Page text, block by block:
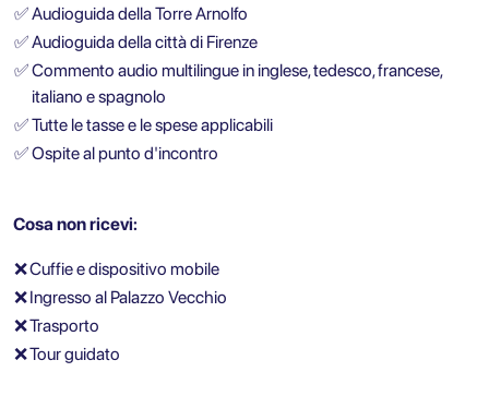
✅Audioguida della Torre Arnolfo
✅Audioguida della città di Firenze
✅Commento audio multilingue in inglese, tedesco, francese,
italiano e spagnolo
✅Tutte le tasse e le spese applicabili
✅Ospite al punto d'incontro
Cosa non ricevi:
❌Cuffie e dispositivo mobile
❌Ingresso al Palazzo Vecchio
❌Trasporto
❌Tour guidato